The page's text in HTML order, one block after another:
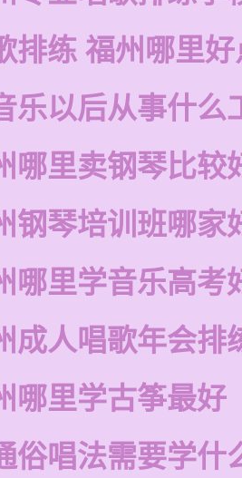
排练 福州哪里
乐以后从事什么
哪里卖钢琴比较
钢琴培训班哪家
哪里学音乐高考
成人唱歌年会排
哪里学古筝最好
俗唱法需要学什